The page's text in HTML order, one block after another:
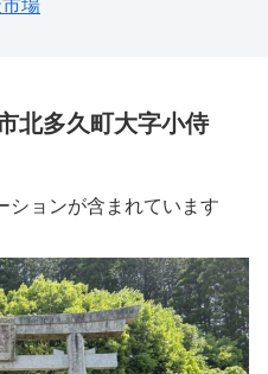
場
北多久町大字小侍
ションが含まれています